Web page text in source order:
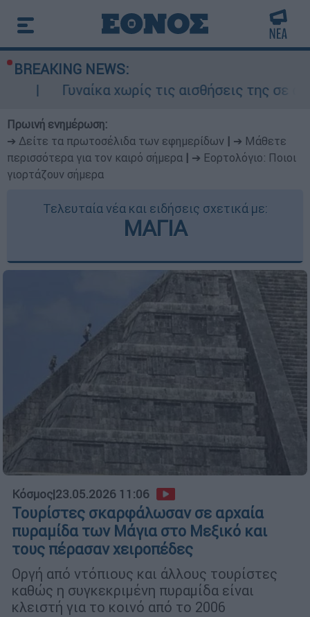
BREAKING NEWS:
χωρίς τις αισθήσεις της σε ακάλυπτο
Πρωινή ενημέρωση:
➔ Δείτε τα πρωτοσέλιδα των εφημερίδων
➔ Μάθετε
περισσότερα για τον καιρό σήμερα
➔ Εορτολόγιο: Ποιοι
γιορτάζουν σήμερα
Τελευταία νέα και ειδήσεις σχετικά με:
ΜΑΓΙΑ
Κόσμος|23.05.2026 11:06
Τουρίστες σκαρφάλωσαν σε αρχαία
πυραμίδα των Μάγια στο Μεξικό και
τους πέρασαν χειροπέδες
Οργή από ντόπιους και άλλους τουρίστες
καθώς η συγκεκριμένη πυραμίδα είναι
κλειστή για το κοινό από το 2006